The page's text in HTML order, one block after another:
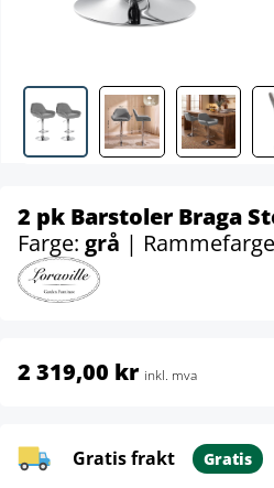
2 pk Barstoler Braga
Farge: grå |
2 319,00 kr inkl. mva
Gratis frakt Gratis